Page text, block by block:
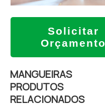
Solicitar
Orçamento
MANGUEIRAS
PRODUTOS
RELACIONADOS